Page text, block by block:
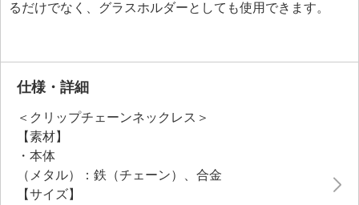
るだけでなく、グラスホルダーとしても使用できます。
仕様・詳細
＜クリップチェーンネックレス＞
【素材】
・本体
（メタル）：鉄（チェーン）、合金
【サイズ】